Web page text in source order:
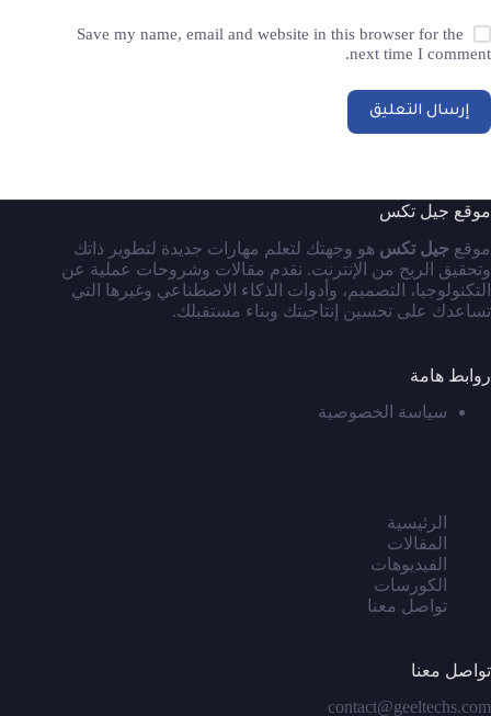
Save my name, email and website in this browser for the
next time I comment.
إرسال التعليق
موقع جيل تكس
موقع جيل تكس هو وجهتك لتعلم مهارات جديدة لتطوير ذاتك
وتحقيق الربح من الإنترنت. نقدم مقالات وشروحات عملية عن
التكنولوجيا، التصميم، وأدوات الذكاء الاصطناعي وغيرها التي
تساعدك على تحسين إنتاجيتك وبناء مستقبلك.
روابط هامة
سياسة الخصوصية
الرئيسية
المقالات
الفيديوهات
الكورسات
تواصل معنا
تواصل معنا
contact@geeltechs.com